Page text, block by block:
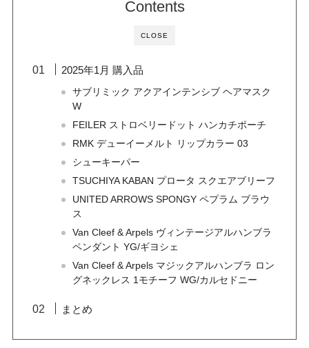
CLOSE
Contents
2025年1月 購入品
サブリミック アクアインテンシブ ヘアマスク
W
FEILER ストロベリードット ハンカチポーチ
RMK デューイーメルト リップカラー 03
シューキーパー
TSUCHIYA KABAN プロータ スクエアブリーフ
UNITED ARROWS SPONGY ペプラム ブラウ
ス
Van Cleef & Arpels ヴィンテージアルハンブラ
ペンダント YG/ギヨシェ
Van Cleef & Arpels マジックアルハンブラ ロン
グネックレス 1モチーフ WG/カルセドニー
まとめ